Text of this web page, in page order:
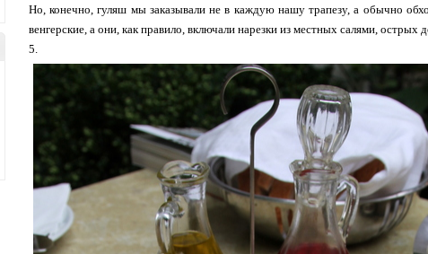
Но, конечно, гуляш мы заказывали не в каждую нашу трапезу, а обычно
венгерские, а они, как правило, включали нарезки из местных салями,
5.